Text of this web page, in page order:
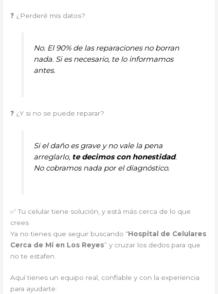
❓ ¿Perderé mis datos?
No. El 90% de las reparaciones no borran
nada. Si es necesario, te lo informamos
antes.
❓ ¿Y si no se puede reparar?
Si el daño es grave y no vale la pena
arreglarlo, te decimos con honestidad.
No cobramos nada por el diagnóstico.
✅ Tu celular tiene solución, y está más cerca de lo que
crees
Ya no tienes que seguir buscando “Hospital de Celulares
Cerca de Mí en Los Reyes” y cruzar los dedos para que
no te estafen.
Aquí tienes un equipo real, confiable y con la experiencia
para ayudarte: